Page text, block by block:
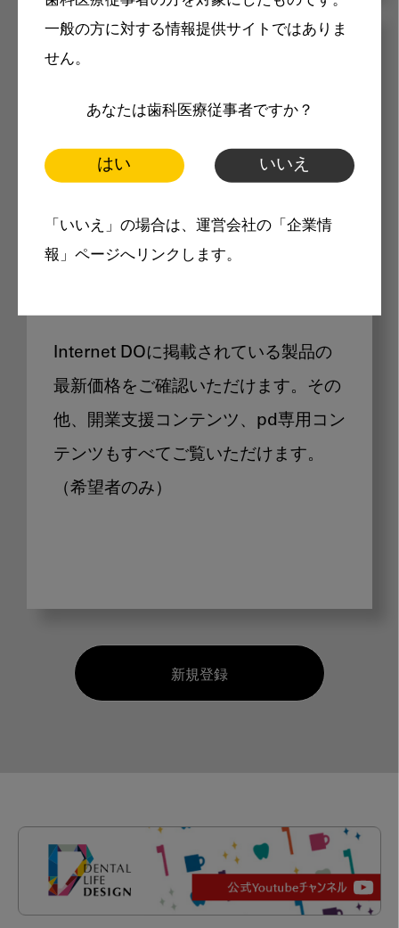
一般の方に対する情報提供サイトではありま
せん。
あなたは歯科医療従事者ですか？
はい いいえ
「いいえ」の場合は、運営会社の「企業情
報」ページへリンクします。
Internet DOに掲載されている
製品価格も閲覧可能
Internet DOに掲載されている製品の
最新価格をご確認いただけます。その
他、開業支援コンテンツ、pd専用コン
テンツもすべてご覧いただけます。
（希望者のみ）
新規登録